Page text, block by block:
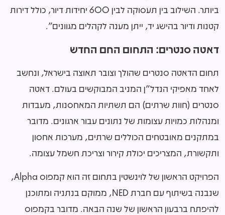
ביותר. השילוב בין תעסוקה לבין 600 יחידות דיור, כולל דירות
קטנות ודיור בהישג יד, ייתן מענה לקהלים מגוונים".
דאטה סנטרים: התחום החם החדש
תחום הדאטה סנטרים שהולך וצובר תאוצה בישראל, ונחשב
לאחד מאפיקי הנדל"ן המניב המבוקשים בעולם. דאטה
סנטרים (חוות שרתים) הם תשתיות המאחסנות, מעבדות
ומנהלות כמויות עצומות של נתונים עבור ארגונים. מדובר
במתקנים מאובטחים הכוללים שרתים, מערכות אחסון
ותקשורת, המצריכים יכולת קירור וצריכת חשמל עצומה.
הפרויקט הראשון של לוינשטין בתחום זה הוא קמפוס Alpha
,
שנבנה בשיתוף עם חברתNED, ממוקם בנתניה ומתוכנן
להיפתח ברבעון הראשון של שנה הבאה. מדובר בקמפוס